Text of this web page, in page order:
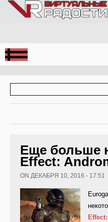
Jump to Navigation
Еще больше
Effect:
ON ДЕКАБРЯ 10, 2016 - 17:51
Effect